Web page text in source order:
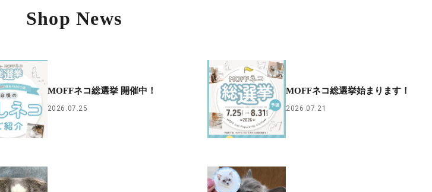
Shop News
MOFFネコ総選挙 開催中！
2026.07.25
MOFFネコ総選挙始まります！
2026.07.21